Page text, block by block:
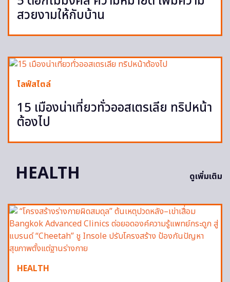
สวยงามให้กับบ้าน
ไลฟ์สไตล์
15 เมืองน่าเที่ยวทั่วออสเตรเลีย ทริปหน้า
ต้องไป
HEALTH ดูเพิ่มเติม
HEALTH